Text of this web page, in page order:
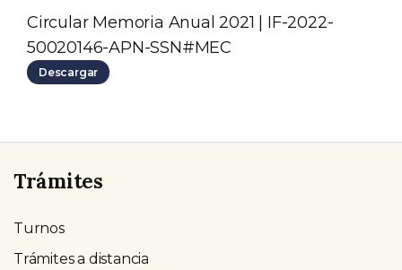
Circular Memoria Anual 2021 | IF-2022-
50020146-APN-SSN#MEC
Descargar
Trámites
Turnos
Trámites a distancia